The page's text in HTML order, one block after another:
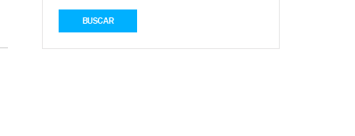
BUSCAR